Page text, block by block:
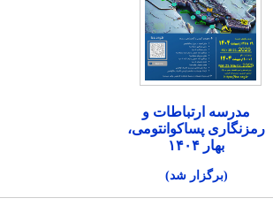
مدرسه ارتباطات و
رمزنگاری پساکوانتومی،
بهار ۱۴۰۴
(برگزار شد)